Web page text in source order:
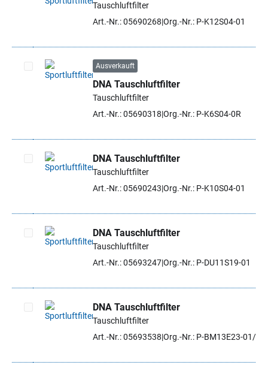
Artikel auswählen
Tauschluftfilter
Art.-Nr.: 05690268 Org.-Nr.: P-K12S04-01
Artikel auswählen
Ausverkauft
DNA Tauschluftfilter
Tauschluftfilter
Art.-Nr.: 05690318 Org.-Nr.: P-K6S04-0R
Artikel auswählen
DNA Tauschluftfilter
Tauschluftfilter
Art.-Nr.: 05690243 Org.-Nr.: P-K10S04-01
Artikel auswählen
DNA Tauschluftfilter
Tauschluftfilter
Art.-Nr.: 05693247Org.-Nr.: P-DU11S19-01
Artikel auswählen
DNA Tauschluftfilter
Tauschluftfilter
Art.-Nr.: 05693538 Org.-Nr.: P-BM13E23-01/